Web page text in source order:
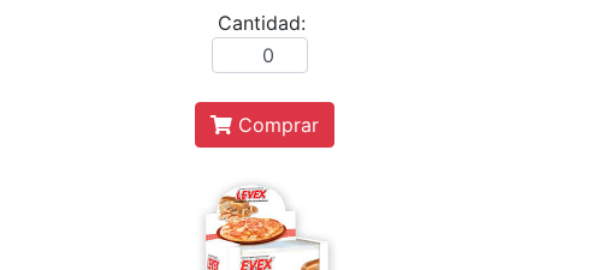
Cantidad:
Comprar